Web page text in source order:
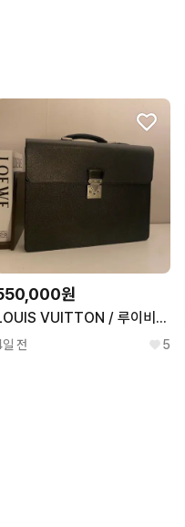
원
LOUIS VUITTON / 루이비통 타이가 레더 모스코바 브리프케이스/ 서류가방
전 5